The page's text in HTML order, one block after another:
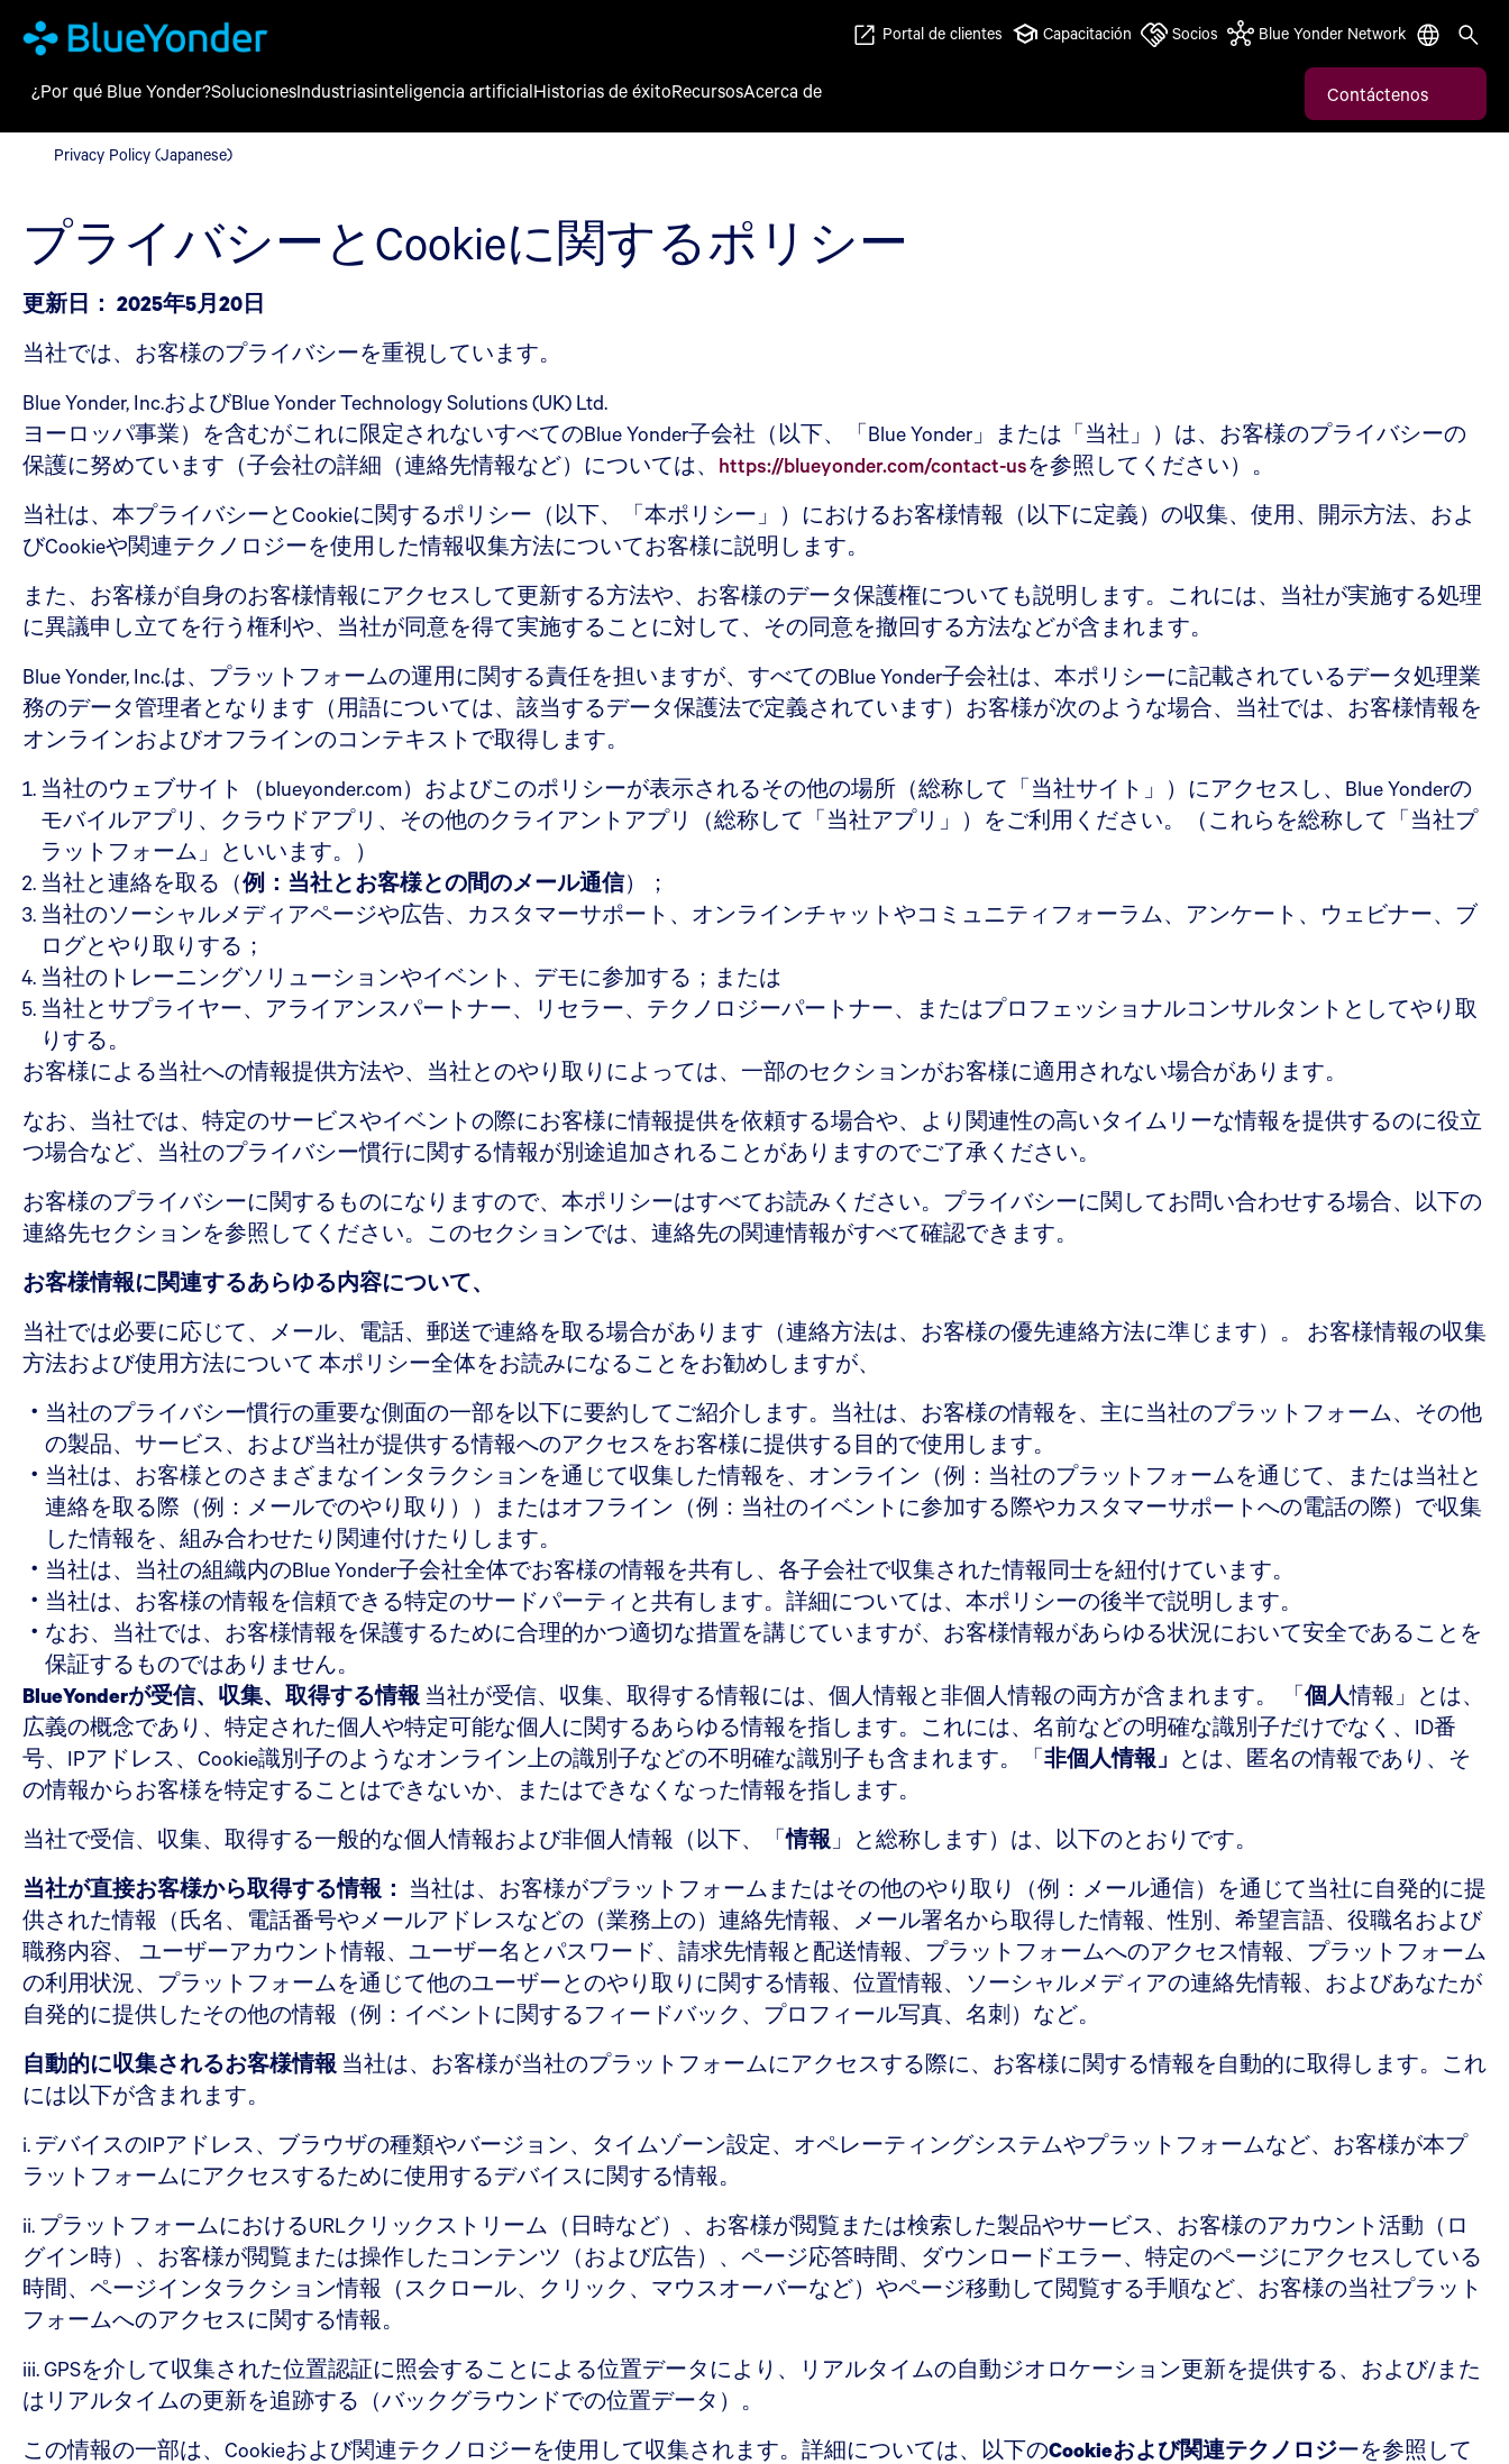
Privacy Policy (Japanese)
Portal de clientes Capacitación Socios Blue Yonder Network
¿Por qué Blue Yonder?SolucionesIndustriasinteligencia artificialHistorias de éxitoRecursosAcerca de Contáctenos
Privacy Policy (Japanese)
プライバシーとCookieに関するポリシー
更新日： 2025年5月20日
当社では、お客様のプライバシーを重視しています。
Blue Yonder, Inc.およびBlue Yonder Technology Solutions (UK) Ltd.
ヨーロッパ事業）を含むがこれに限定されないすべてのBlue Yonder子会社（以下、「Blue Yonder」または「当社」）は、お客様のプライバシーの
保護に努めています（子会社の詳細（連絡先情報など）については、 https://blueyonder.com/contact-usを参照してください）。
当社は、本プライバシーとCookieに関するポリシー（以下、「本ポリシー」）におけるお客様情報（以下に定義）の収集、使用、開示方法、およ
びCookieや関連テクノロジーを使用した情報収集方法についてお客様に説明します。
また、お客様が自身のお客様情報にアクセスして更新する方法や、お客様のデータ保護権についても説明します。これには、当社が実施する処理
に異議申し立てを行う権利や、当社が同意を得て実施することに対して、その同意を撤回する方法などが含まれます。
Blue Yonder, Inc.は、プラットフォームの運用に関する責任を担いますが、すべてのBlue Yonder子会社は、本ポリシーに記載されているデータ処理業
務のデータ管理者となります（用語については、該当するデータ保護法で定義されています）お客様が次のような場合、当社では、お客様情報を
オンラインおよびオフラインのコンテキストで取得します。
当社のウェブサイト（blueyonder.com）およびこのポリシーが表示されるその他の場所（総称して「当社サイト」）にアクセスし、Blue Yonderの
モバイルアプリ、クラウドアプリ、その他のクライアントアプリ（総称して「当社アプリ」）をご利用ください。（これらを総称して「当社プ
ラットフォーム」といいます。）
当社と連絡を取る（例：当社とお客様との間のメール通信）；
当社のソーシャルメディアページや広告、カスタマーサポート、オンラインチャットやコミュニティフォーラム、アンケート、ウェビナー、ブ
ログとやり取りする；
当社のトレーニングソリューションやイベント、デモに参加する；または
当社とサプライヤー、アライアンスパートナー、リセラー、テクノロジーパートナー、またはプロフェッショナルコンサルタントとしてやり取
りする。
お客様による当社への情報提供方法や、当社とのやり取りによっては、一部のセクションがお客様に適用されない場合があります。
なお、当社では、特定のサービスやイベントの際にお客様に情報提供を依頼する場合や、より関連性の高いタイムリーな情報を提供するのに役立
つ場合など、当社のプライバシー慣行に関する情報が別途追加されることがありますのでご了承ください。
お客様のプライバシーに関するものになりますので、本ポリシーはすべてお読みください。プライバシーに関してお問い合わせする場合、以下の
連絡先セクションを参照してください。このセクションでは、連絡先の関連情報がすべて確認できます。
お客様情報に関連するあらゆる内容について、
当社では必要に応じて、メール、電話、郵送で連絡を取る場合があります（連絡方法は、お客様の優先連絡方法に準じます）。 お客様情報の収集
方法および使用方法について 本ポリシー全体をお読みになることをお勧めしますが、
当社のプライバシー慣行の重要な側面の一部を以下に要約してご紹介します。当社は、お客様の情報を、主に当社のプラットフォーム、その他
の製品、サービス、および当社が提供する情報へのアクセスをお客様に提供する目的で使用します。
当社は、お客様とのさまざまなインタラクションを通じて収集した情報を、オンライン（例：当社のプラットフォームを通じて、または当社と
連絡を取る際（例：メールでのやり取り））またはオフライン（例：当社のイベントに参加する際やカスタマーサポートへの電話の際）で収集
した情報を、組み合わせたり関連付けたりします。
当社は、当社の組織内のBlue Yonder子会社全体でお客様の情報を共有し、各子会社で収集された情報同士を紐付けています。
当社は、お客様の情報を信頼できる特定のサードパーティと共有します。詳細については、本ポリシーの後半で説明します。
なお、当社では、お客様情報を保護するために合理的かつ適切な措置を講じていますが、お客様情報があらゆる状況において安全であることを
保証するものではありません。
BlueYonderが受信、収集、取得する情報 当社が受信、収集、取得する情報には、個人情報と非個人情報の両方が含まれます。 「個人情報」とは、
広義の概念であり、特定された個人や特定可能な個人に関するあらゆる情報を指します。これには、名前などの明確な識別子だけでなく、ID番
号、IPアドレス、Cookie識別子のようなオンライン上の識別子などの不明確な識別子も含まれます。「非個人情報」 とは、匿名の情報であり、そ
の情報からお客様を特定することはできないか、またはできなくなった情報を指します。
当社で受信、収集、取得する一般的な個人情報および非個人情報（以下、「情報 」と総称します）は、以下のとおりです。
当社が直接お客様から取得する情報： 当社は、お客様がプラットフォームまたはその他のやり取り（例：メール通信）を通じて当社に自発的に提
供された情報（氏名、電話番号やメールアドレスなどの（業務上の）連絡先情報、メール署名から取得した情報、性別、希望言語、役職名および
職務内容、 ユーザーアカウント情報、ユーザー名とパスワード、請求先情報と配送情報、プラットフォームへのアクセス情報、プラットフォーム
の利用状況、プラットフォームを通じて他のユーザーとのやり取りに関する情報、位置情報、ソーシャルメディアの連絡先情報、およびあなたが
自発的に提供したその他の情報（例：イベントに関するフィードバック、プロフィール写真、名刺）など。
自動的に収集されるお客様情報 当社は、お客様が当社のプラットフォームにアクセスする際に、お客様に関する情報を自動的に取得します。これ
には以下が含まれます。
i. デバイスのIPアドレス、ブラウザの種類やバージョン、タイムゾーン設定、オペレーティングシステムやプラットフォームなど、お客様が本プ
ラットフォームにアクセスするために使用するデバイスに関する情報。
ii. プラットフォームにおけるURLクリックストリーム（日時など）、お客様が閲覧または検索した製品やサービス、お客様のアカウント活動（ロ
グイン時）、お客様が閲覧または操作したコンテンツ（および広告）、ページ応答時間、ダウンロードエラー、特定のページにアクセスしている
時間、ページインタラクション情報（スクロール、クリック、マウスオーバーなど）やページ移動して閲覧する手順など、お客様の当社プラット
フォームへのアクセスに関する情報。
iii. GPSを介して収集された位置認証に照会することによる位置データにより、リアルタイムの自動ジオロケーション更新を提供する、および/また
はリアルタイムの更新を追跡する（バックグラウンドでの位置データ）。
この情報の一部は、Cookieおよび関連テクノロジーを使用して収集されます。詳細については、以下のCookieおよび関連テクノロジーを参照して